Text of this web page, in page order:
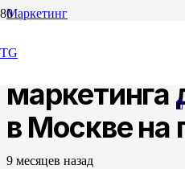
TG
Маркетинг
Как считать
маркетинга
в Москве на
9 месяцев назад